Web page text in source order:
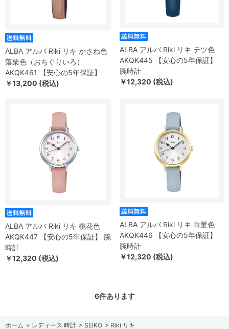
ALBA アルバ Riki リキ かさね色
落栗色（おちぐりいろ）
AKQK461 【安心の5年保証】
￥13,200 (税込)
ALBA アルバ Riki リキ テツ色
AKQK445 【安心の5年保証】
腕時計
￥12,320 (税込)
ALBA アルバ Riki リキ 桃花色
AKQK447 【安心の5年保証】 腕
時計
￥12,320 (税込)
ALBA アルバ Riki リキ 白菫色
AKQK446 【安心の5年保証】
腕時計
￥12,320 (税込)
6件あります
ホーム > レディース 時計 > SEIKO > Riki リキ